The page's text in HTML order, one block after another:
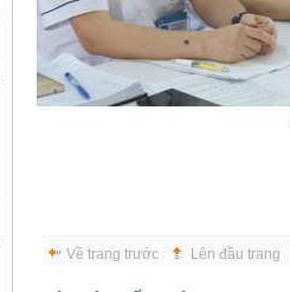
Về trang trước Lên đầu trang